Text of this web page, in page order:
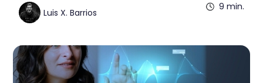
Luis X. Barrios
9 min.